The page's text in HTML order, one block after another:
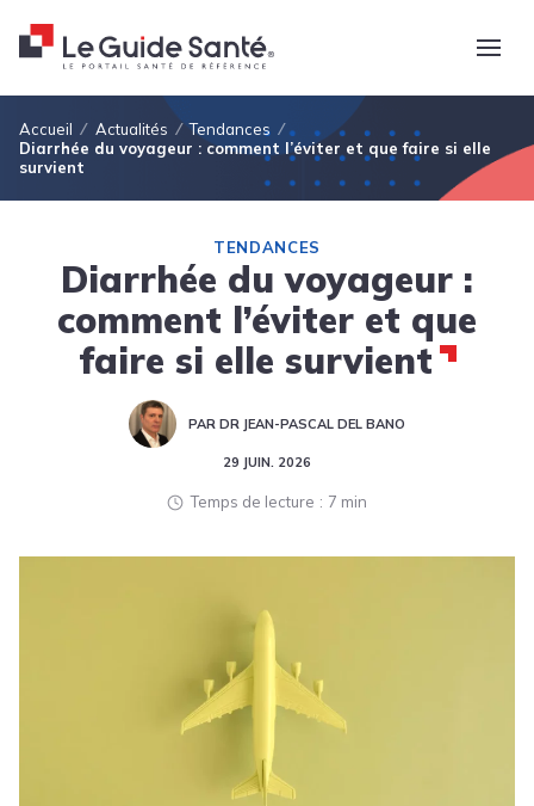
Fil d'Ariane
Accueil Actualités
Tendances
Diarrhée du voyageur : comment l’éviter et que faire si elle
survient
TENDANCES
Diarrhée du voyageur :
comment l’éviter et que
faire si elle survient
PAR DR JEAN-PASCAL DEL BANO
29 JUIN. 2026
Temps de lecture 7 min